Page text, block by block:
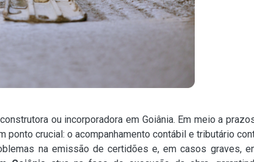
ou incorporadora em Goiânia. Em meio a
crucial: o acompanhamento contábil e tributário
na emissão de certidões e, em casos graves,